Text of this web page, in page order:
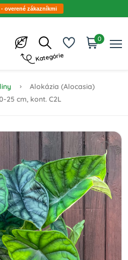
- overené zákazníkmi
Kategórie
0
Alokázia (Alocasia)
25 cm, kont. C2L